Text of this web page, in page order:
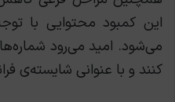
این کمبود محتوایی با
می‌شود. امید می‌رود
کنند و با عنوانی شایسته‌ی